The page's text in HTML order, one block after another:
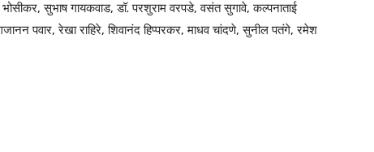
भोसीकर, सुभाष गायकवाड, डॉ. परशुराम वरपडे, वसंत सुगावे, कल्पनाताई
पवार, रेखा राहिरे, शिवानंद हिप्परकर, माधव चांदणे, सुनील पतंगे, रमेश